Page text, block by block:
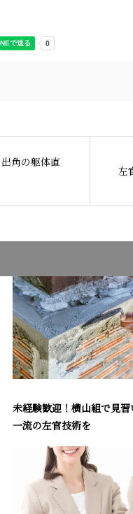
角の躯体直
左
未経験歓迎！横山組で見習
一流の左官技術を